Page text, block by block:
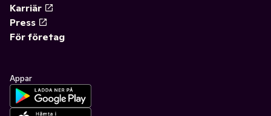
Karriär
Press
För företag
Appar